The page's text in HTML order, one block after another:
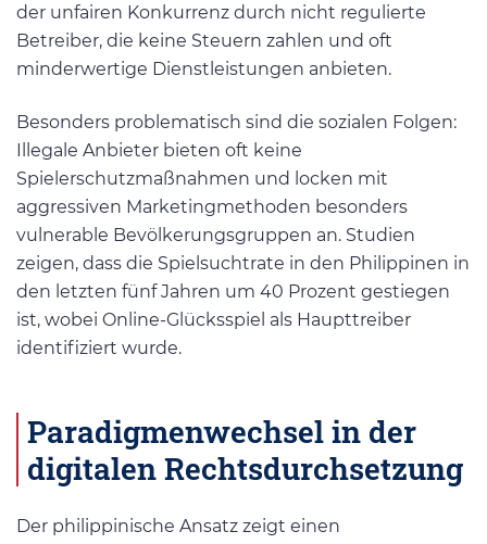
der unfairen Konkurrenz durch nicht regulierte
Betreiber, die keine Steuern zahlen und oft
minderwertige Dienstleistungen anbieten.
Besonders problematisch sind die sozialen Folgen:
Illegale Anbieter bieten oft keine
Spielerschutzmaßnahmen und locken mit
aggressiven Marketingmethoden besonders
vulnerable Bevölkerungsgruppen an. Studien
zeigen, dass die Spielsuchtrate in den Philippinen in
den letzten fünf Jahren um 40 Prozent gestiegen
ist, wobei Online-Glücksspiel als Haupttreiber
identifiziert wurde.
Paradigmenwechsel in der
digitalen Rechtsdurchsetzung
Der philippinische Ansatz zeigt einen